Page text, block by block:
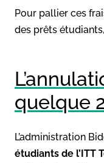
Pour pallier ces
des prêts
quelque
L’administration
étudiants de l’ITT